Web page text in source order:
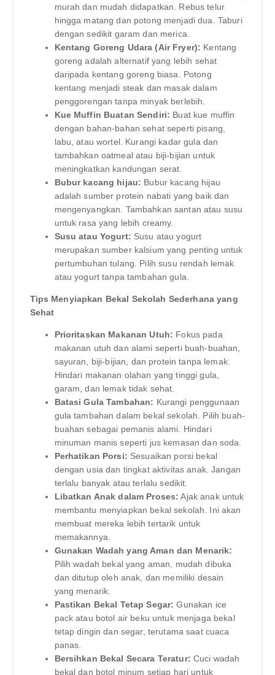
murah dan mudah didapatkan. Rebus telur
hingga matang dan potong menjadi dua. Taburi
dengan sedikit garam dan merica.
Kentang Goreng Udara (Air Fryer): Kentang
goreng adalah alternatif yang lebih sehat
daripada kentang goreng biasa. Potong
kentang menjadi steak dan masak dalam
penggorengan tanpa minyak berlebih.
Kue Muffin Buatan Sendiri: Buat kue muffin
dengan bahan-bahan sehat seperti pisang,
labu, atau wortel. Kurangi kadar gula dan
tambahkan oatmeal atau biji-bijian untuk
meningkatkan kandungan serat.
Bubur kacang hijau: Bubur kacang hijau
adalah sumber protein nabati yang baik dan
mengenyangkan. Tambahkan santan atau susu
untuk rasa yang lebih creamy.
Susu atau Yogurt: Susu atau yogurt
merupakan sumber kalsium yang penting untuk
pertumbuhan tulang. Pilih susu rendah lemak
atau yogurt tanpa tambahan gula.
Tips Menyiapkan Bekal Sekolah Sederhana yang
Sehat
Prioritaskan Makanan Utuh: Fokus pada
makanan utuh dan alami seperti buah-buahan,
sayuran, biji-bijian, dan protein tanpa lemak.
Hindari makanan olahan yang tinggi gula,
garam, dan lemak tidak sehat.
Batasi Gula Tambahan: Kurangi penggunaan
gula tambahan dalam bekal sekolah. Pilih buah-
buahan sebagai pemanis alami. Hindari
minuman manis seperti jus kemasan dan soda.
Perhatikan Porsi: Sesuaikan porsi bekal
dengan usia dan tingkat aktivitas anak. Jangan
terlalu banyak atau terlalu sedikit.
Libatkan Anak dalam Proses: Ajak anak untuk
membantu menyiapkan bekal sekolah. Ini akan
membuat mereka lebih tertarik untuk
memakannya.
Gunakan Wadah yang Aman dan Menarik:
Pilih wadah bekal yang aman, mudah dibuka
dan ditutup oleh anak, dan memiliki desain
yang menarik.
Pastikan Bekal Tetap Segar: Gunakan ice
pack atau botol air beku untuk menjaga bekal
tetap dingin dan segar, terutama saat cuaca
panas.
Bersihkan Bekal Secara Teratur: Cuci wadah
bekal dan botol minum setiap hari untuk